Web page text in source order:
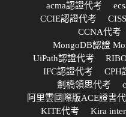
acma認證代考
CCIE認證代考
CCNA代考
MongoDB認證
UiPath認證代考
IFC認證代考
CPH
劍橋領思代考
阿里雲國際版ACE證書
KITE代考
Kira